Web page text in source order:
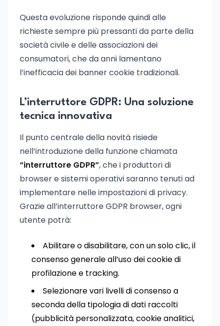
Questa evoluzione risponde quindi alle
richieste sempre più pressanti da parte della
società civile e delle associazioni dei
consumatori, che da anni lamentano
l’inefficacia dei banner cookie tradizionali.
L’interruttore GDPR: Una soluzione
tecnica innovativa
Il punto centrale della novità risiede
nell’introduzione della funzione chiamata
“interruttore GDPR”, che i produttori di
browser e sistemi operativi saranno tenuti ad
implementare nelle impostazioni di privacy.
Grazie all’interruttore GDPR browser, ogni
utente potrà:
Abilitare o disabilitare, con un solo clic, il
consenso generale all’uso dei cookie di
profilazione e tracking.
Selezionare vari livelli di consenso a
seconda della tipologia di dati raccolti
(pubblicità personalizzata, cookie analitici,